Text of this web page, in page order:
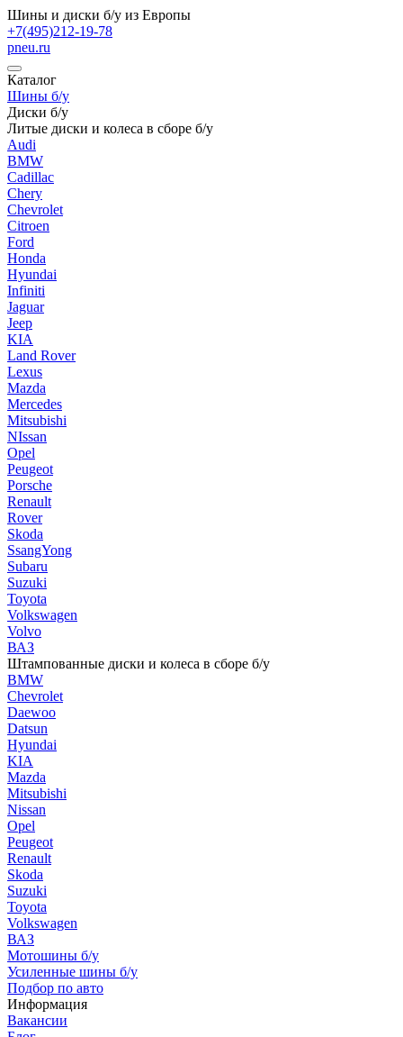
Шины и диски б/у из Европы
+7(495)212-19-78
pneu.ru
Каталог
Шины б/у
Диски б/у
Литые диски и колеса в сборе б/у
Audi
BMW
Cadillac
Chery
Chevrolet
Citroen
Ford
Honda
Hyundai
Infiniti
Jaguar
Jeep
KIA
Land Rover
Lexus
Mazda
Mercedes
Mitsubishi
NIssan
Opel
Peugeot
Porsche
Renault
Rover
Skoda
SsangYong
Subaru
Suzuki
Toyota
Volkswagen
Volvo
ВАЗ
Штампованные диски и колеса в сборе б/у
BMW
Chevrolet
Daewoo
Datsun
Hyundai
KIA
Mazda
Mitsubishi
Nissan
Opel
Peugeot
Renault
Skoda
Suzuki
Toyota
Volkswagen
ВАЗ
Мотошины б/у
Усиленные шины б/у
Подбор по авто
Информация
Вакансии